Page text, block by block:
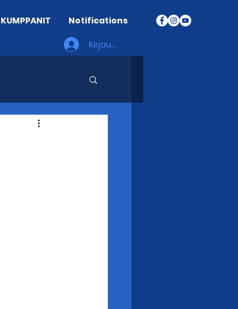
KUMPPANIT Notifications
Kirjaudu